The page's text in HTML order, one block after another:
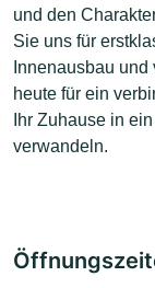
und den
Sie uns für
Innenausbau
heute für ein
Ihr Zuhause in
verwandeln.